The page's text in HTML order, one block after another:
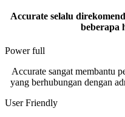
Accurate selalu
beberapa
Power full
Accurate sangat membantu
yang berhubungan dengan
User Friendly